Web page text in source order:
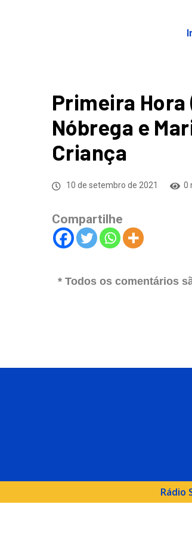
Primeira
Nóbrega e
Criança
10 de setembro de 2021 0
Compartilhe
* Todos os comentários
Rádio